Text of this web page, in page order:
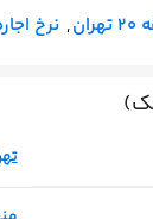
, نرخ